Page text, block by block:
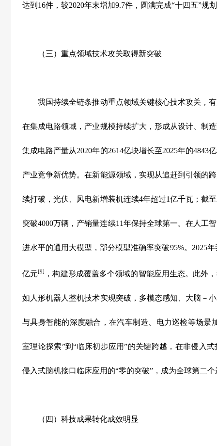
达到 16件，较2020年末增加9.7件，圆满完成“十四五”规
（三）重点领域技术攻关取得新突破
我国持续全链条推动重点领域关键核心技术攻关，有
在集成电路领域，产业规模持续扩大，形成从设计、制
集成电路产量从2020年的2614亿块增长至2025年的4843
产业竞争新优势。在新能源领域，实现从追赶到引领的
续打破，光伏、风电新增装机连续4年超过1亿千瓦；截至
突破4000万辆，产销量连续11年保持全球第一。在人工
进水平的通用大模型，部分模型准确率突破95%。 2025年
亿元[9] ，构建形成覆盖多个领域的智能应用生态。此外
如人形机器人整机技术实现突破，多模态感知、大脑－
与具身智能的深度融合，在汽车制造、电力巡检等场景
室理论探索”到“临床初步应用”的关键跨越，在非侵入
侵入式脑机接口临床应用的“零的突破” ，成为全球第二
（四）科技成果转化成效明显